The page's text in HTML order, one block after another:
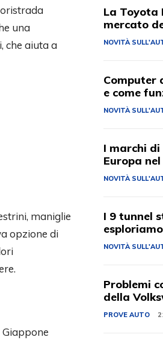
una
che aiuta a
maniglie
opzione di
La Toyota
mercato
NOVITÀ
Computer
e come
NOVITÀ
I marchi
Europa
NOVITÀ
I 9 tunnel
NOVITÀ
Problemi
della
PROVE AUTO